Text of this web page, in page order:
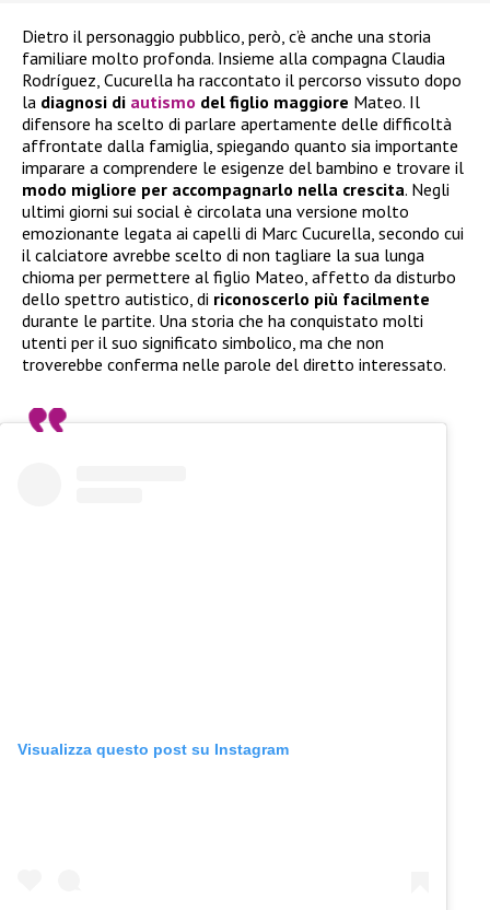
Dietro il personaggio pubblico, però, c’è anche una storia
familiare molto profonda. Insieme alla compagna Claudia
Rodríguez, Cucurella ha raccontato il percorso vissuto dopo
la diagnosi di autismo del figlio maggiore Mateo. Il
difensore ha scelto di parlare apertamente delle difficoltà
affrontate dalla famiglia, spiegando quanto sia importante
imparare a comprendere le esigenze del bambino e trovare il
modo migliore per accompagnarlo nella crescita. Negli
ultimi giorni sui social è circolata una versione molto
emozionante legata ai capelli di Marc Cucurella, secondo cui
il calciatore avrebbe scelto di non tagliare la sua lunga
chioma per permettere al figlio Mateo, affetto da disturbo
dello spettro autistico, di riconoscerlo più facilmente
durante le partite. Una storia che ha conquistato molti
utenti per il suo significato simbolico, ma che non
troverebbe conferma nelle parole del diretto interessato.
Visualizza questo post su Instagram